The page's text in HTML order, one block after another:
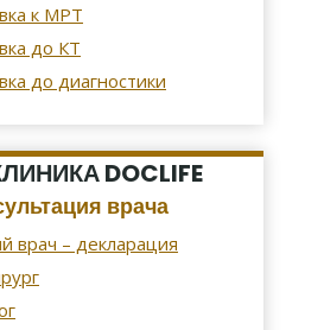
к МРТ
до КТ
до диагностики
DOCLIFE
врача
врач – декларация